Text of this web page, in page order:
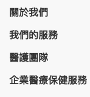
關於我們
我們的服務
醫護團隊
企業醫療保健服務